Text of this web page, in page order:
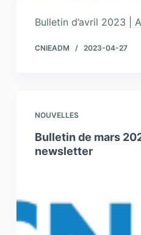
Bulletin d’avril 2023 |
CNIEADM 2023-04-27
NOUVELLES
Bulletin de mars
newsletter